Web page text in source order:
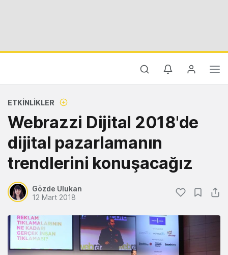
ETKINLIKLER
Webrazzi Dijital 2018'de
dijital pazarlamanın
trendlerini konuşacağız
Gözde Ulukan
12 Mart 2018